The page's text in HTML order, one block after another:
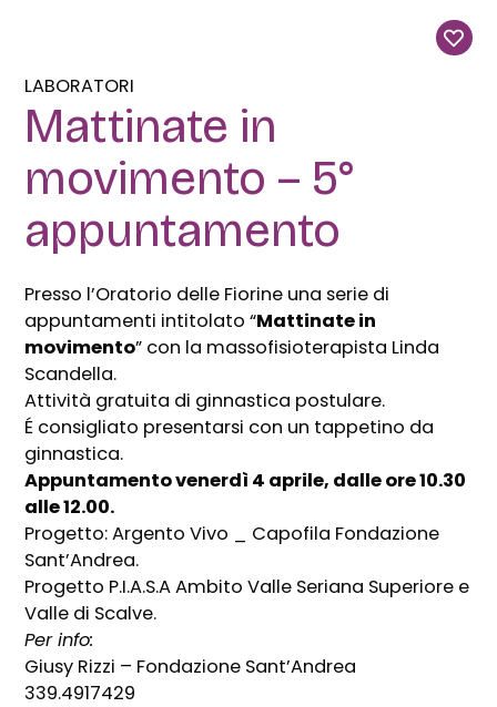
LABORATORI
Mattinate in
movimento – 5°
appuntamento
Presso l’Oratorio delle Fiorine una serie di
appuntamenti intitolato “Mattinate in
movimento” con la massofisioterapista Linda
Scandella.
Attività gratuita di ginnastica postulare.
É consigliato presentarsi con un tappetino da
ginnastica.
Appuntamento venerdì 4 aprile, dalle ore 10.30
alle 12.00.
Progetto: Argento Vivo _ Capofila Fondazione
Sant’Andrea.
Progetto P.I.A.S.A Ambito Valle Seriana Superiore e
Valle di Scalve.
Per info:
Giusy Rizzi – Fondazione Sant’Andrea
339.4917429